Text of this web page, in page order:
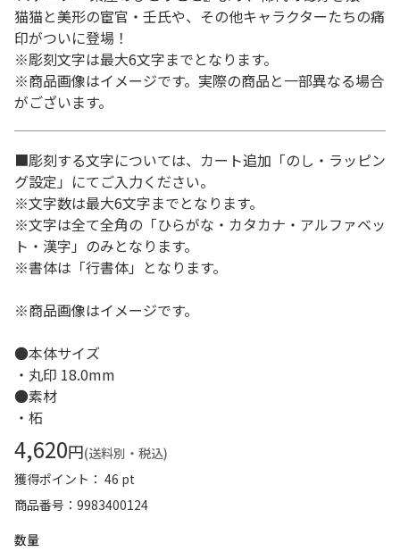
猫猫と美形の宦官・壬氏や、その他キャラクターたちの痛
印がついに登場！
※彫刻文字は最大6文字までとなります。
※商品画像はイメージです。実際の商品と一部異なる場合
がございます。
■彫刻する文字については、カート追加「のし・ラッピン
グ設定」にてご入力ください。
※文字数は最大6文字までとなります。
※文字は全て全角の「ひらがな・カタカナ・アルファベッ
ト・漢字」のみとなります。
※書体は「行書体」となります。
※商品画像はイメージです。
●本体サイズ
・丸印 18.0mm
●素材
・柘
4,620円(送料別・税込)
獲得ポイント： 46 pt
商品番号
9983400124
数量